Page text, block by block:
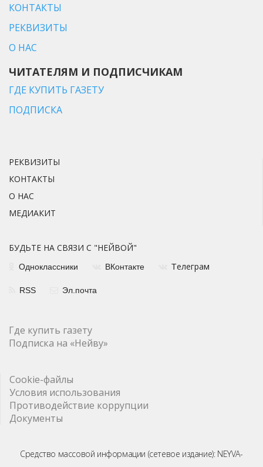
КОНТАКТЫ
РЕКВИЗИТЫ
О НАС
ЧИТАТЕЛЯМ И ПОДПИСЧИКАМ
ГДЕ КУПИТЬ ГАЗЕТУ
ПОДПИСКА
РЕКВИЗИТЫ
КОНТАКТЫ
О НАС
МЕДИАКИТ
БУДЬТЕ НА СВЯЗИ С "НЕЙВОЙ"
Одноклассники ВКонтакте Телеграм
RSS Эл.почта
Где купить газету
Подписка на «Нейву»
Cookie-файлы
Условия использования
Противодействие коррупции
Документы
Средство массовой информации (сетевое издание): NEYVA-